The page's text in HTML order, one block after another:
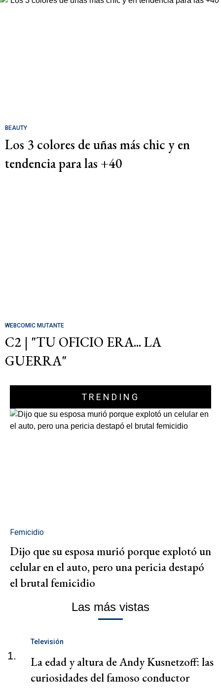
BEAUTY
Los 3 colores de uñas más chic y en
tendencia para las +40
WEBCOMIC MUTANTE
C2 | "TU OFICIO ERA... LA
GUERRA"
TRENDING
Femicidio
Dijo que su esposa murió porque explotó un
celular en el auto, pero una pericia destapó
el brutal femicidio
Las más vistas
1.
Televisión
La edad y altura de Andy Kusnetzoff: las
curiosidades del famoso conductor